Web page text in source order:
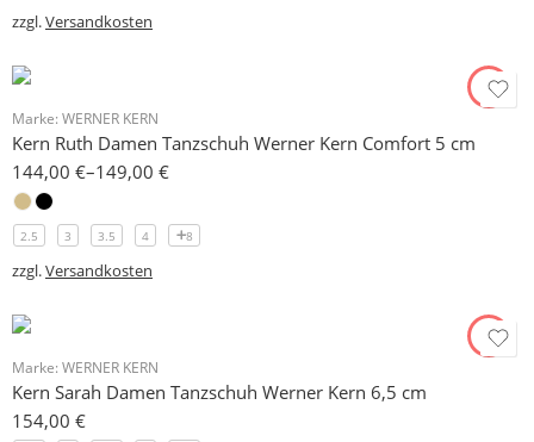
zzgl.Versandkosten
Marke: WERNER KERN
Kern Ruth Damen Tanzschuh Werner Kern Comfort 5 cm
144,00 €–149,00 €
2.5 3 3.5 4 8
zzgl.Versandkosten
Marke: WERNER KERN
Kern Sarah Damen Tanzschuh Werner Kern 6,5 cm
154,00 €